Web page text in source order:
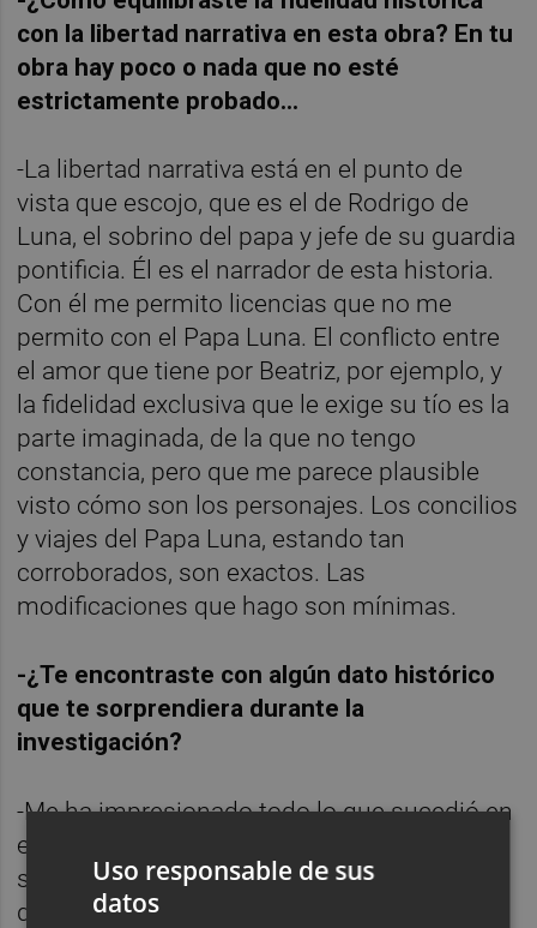
con la libertad narrativa en esta obra? En tu
obra hay poco o nada que no esté
estrictamente probado...
-La libertad narrativa está en el punto de
vista que escojo, que es el de Rodrigo de
Luna, el sobrino del papa y jefe de su guardia
pontificia. Él es el narrador de esta historia.
Con él me permito licencias que no me
permito con el Papa Luna. El conflicto entre
el amor que tiene por Beatriz, por ejemplo, y
la fidelidad exclusiva que le exige su tío es la
parte imaginada, de la que no tengo
constancia, pero que me parece plausible
visto cómo son los personajes. Los concilios
y viajes del Papa Luna, estando tan
corroborados, son exactos. Las
modificaciones que hago son mínimas.
-¿Te encontraste con algún dato histórico
que te sorprendiera durante la
investigación?
-Me ha impresionado todo lo que sucedió en
el concilio de Constanza (1414-1418). Me
sorprende la movilidad que tenían las
decenas de cardenales para, con los medios
Uso responsable de sus
datos